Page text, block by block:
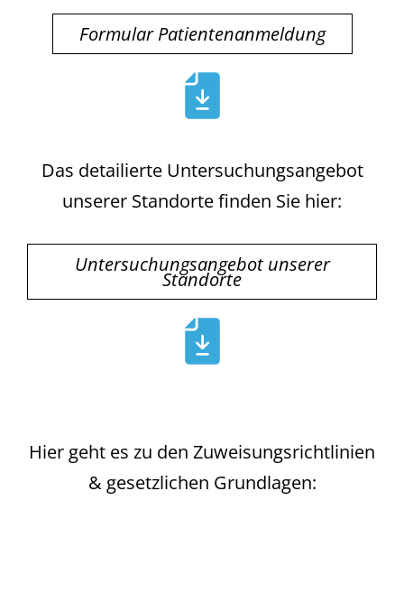
Formular Patientenanmeldung
Das detailierte Untersuchungsangebot
unserer Standorte finden Sie hier:
Untersuchungsangebot unserer
Standorte
Hier geht es zu den Zuweisungsrichtlinien
& gesetzlichen Grundlagen: